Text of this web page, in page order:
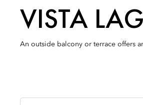
VISTA
An outside balcony or terrace offers